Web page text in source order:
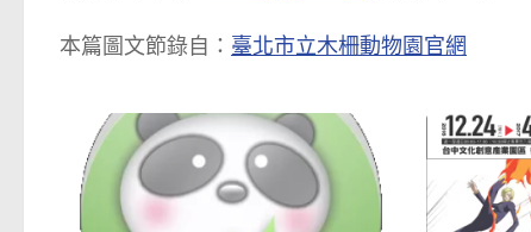
本篇圖文節錄自： 臺北市立木柵動物園官網